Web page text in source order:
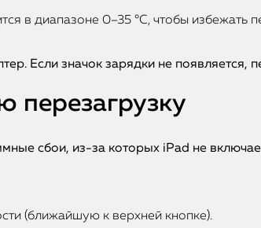
в диапазоне 0–35 °C, чтобы избежать
Если значок зарядки не
перезагрузку
сбои, из-за которых iPad не
(ближайшую к верхней кнопке).